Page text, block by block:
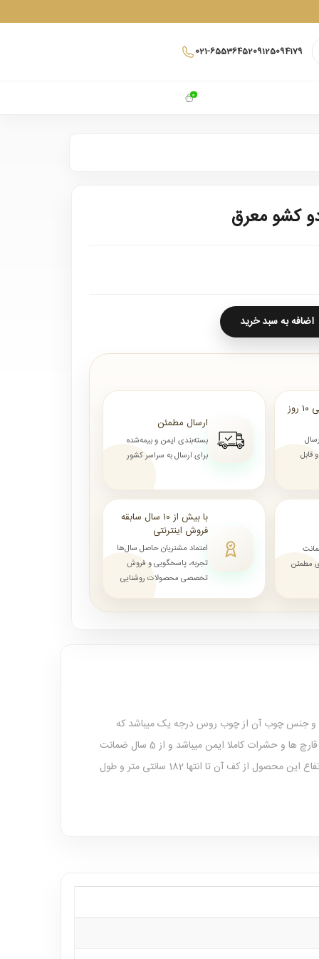
021-6553645209125094179
0
کشو معرق
اضافه به سبد خرید
ارسال از ۷ روز الی ۱۰ روز
ارسال مطمئن
بسته‌بندی ایمن و بیمه‌شده
برای ارسال به سراسر کشور
مطمئن
با بیش از ۱۰ سال سابقه
فروش اینترنتی
اعتماد مشتریان حاصل سال‌ها
تجربه، پاسخگویی و فروش
تخصصی محصولات روشنایی
و جنس چوب آن از چوب روس درجه یک میباشد که
است و در همه نوع شرایط آب و هوایی قابل استفاده بوده و در مقابل نفوذ عوامل طبیعی همچون قارچ ها و حشرات کاملا ایمن میباشد و از 5 سال ضمانت
ارتفاع این محصول از کف آن تا انتها 182 سانتی متر و طول